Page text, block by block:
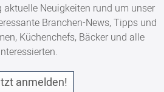
aktuelle Neuigkeiten rund um unser
Branchen-News, Tipps und
Küchenchefs, Bäcker und alle
anmelden!